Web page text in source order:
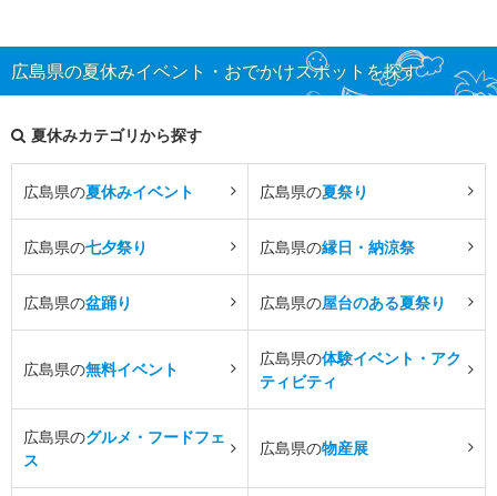
広島県の夏休みイベント・おでかけスポットを探す
夏休みカテゴリから探す
広島県の夏休みイベント 広島県の夏祭り
広島県の七夕祭り 広島県の縁日・納涼祭
広島県の盆踊り 広島県の屋台のある夏祭り
広島県の無料イベント
広島県の体験イベント・アク
ティビティ
広島県のグルメ・フードフェ
ス
広島県の物産展